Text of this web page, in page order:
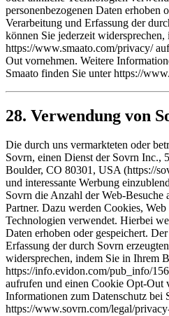
personenbezogenen Daten erhoben
Verarbeitung und Erfassung der
können Sie jederzeit
https://www.smaato.com/privacy/
Out vornehmen. Weitere
Smaato finden Sie unter https://
28. Verwendung von
Die durch uns vermarkteten oder
Sovrn, einen Dienst der Sovrn Inc.,
Boulder, CO 80301, USA (https://
und interessante Werbung
Sovrn die Anzahl der Web-Besuche
Partner. Dazu werden Cookies,
Technologien verwendet. Hierbei
Daten erhoben oder gespeichert.
Erfassung der durch Sovrn
widersprechen, indem Sie in Ihrem
https://info.evidon.com/pub_info/
aufrufen und einen Cookie Opt-Out
Informationen zum Datenschutz bei
https://www.sovrn.com/legal/